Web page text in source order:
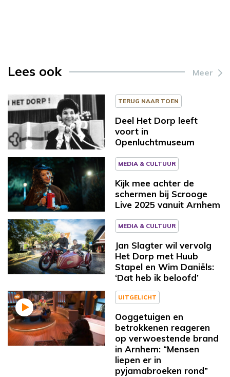
Lees ook Meer
TERUG NAAR TOEN
Deel Het Dorp leeft
voort in
Openluchtmuseum
MEDIA & CULTUUR
Kijk mee achter de
schermen bij Scrooge
Live 2025 vanuit Arnhem
MEDIA & CULTUUR
Jan Slagter wil vervolg
Het Dorp met Huub
Stapel en Wim Daniëls:
‘Dat heb ik beloofd’
UITGELICHT
Ooggetuigen en
betrokkenen reageren
op verwoestende brand
in Arnhem: “Mensen
liepen er in
pyjamabroeken rond”